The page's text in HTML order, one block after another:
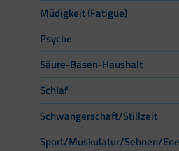
Müdigkeit (Fatigue)
Psyche
Säure-Basen-Haushalt
Schlaf
Schwangerschaft/Stillzeit
Sport/Muskulatur/Sehnen/